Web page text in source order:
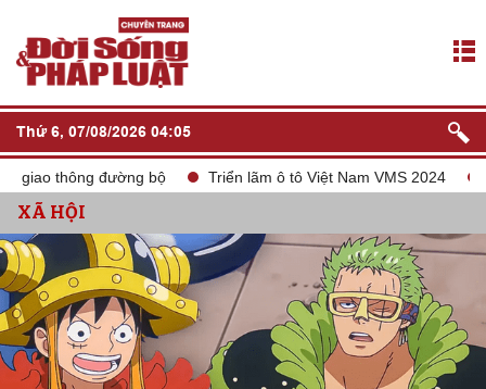
Thứ 6, 07/08/2026 04:05
thông đường bộ Triển lãm ô tô Việt Nam VMS 2024 tắt
XÃ HỘI